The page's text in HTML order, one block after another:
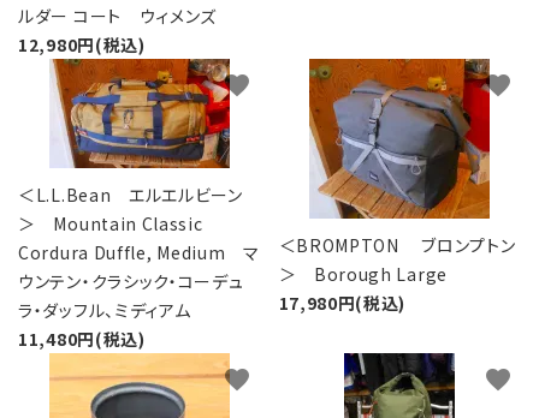
ルダー コート ウィメンズ
12,980円(税込)
＜L.L.Bean エルエルビーン
＞ Mountain Classic
Cordura Duffle, Medium マ
ウンテン・クラシック・コーデュ
ラ・ダッフル、ミディアム
11,480円(税込)
favorite
＜BROMPTON ブロンプトン
＞ Borough Large
17,980円(税込)
favorite
favorite favorite